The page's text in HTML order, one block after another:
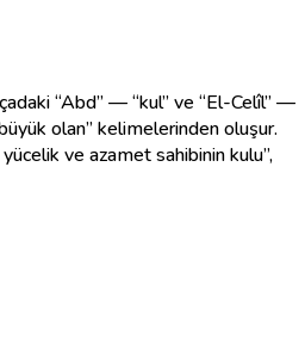
“Abd” — “kul” ve “El-Celîl” —
olan” kelimelerinden oluşur.
yücelik ve azamet sahibinin kulu”,